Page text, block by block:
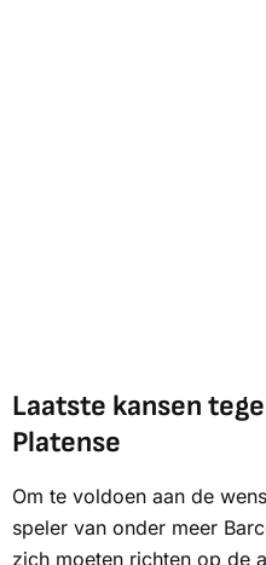
Laatste kansen
Platense
Om te voldoen aan de
speler van onder meer
zich moeten richten op de